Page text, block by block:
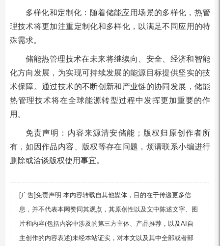
多样化和定制化：随着储能应用场景的多样化，热管
理技术将更加注重定制化和多样化，以满足不同应用的特
殊需求。
储能热管理技术在未来将继续向、安全、经济和智能
化方向发展，为实现可持续发展的能源目标提供坚实的技
术保障。通过技术的不断创新和产业链的协同发展，储能
热管理技术将在全球能源转型过程中发挥更加重要的作
用。
免责声明：内容来源清安储能；版权归原创作者所
有，如因作品内容、版权等存在问题，烦请联系小编进行
删除或洽谈版权使用事宜。
[广告]免责声明:本内容转载自其他媒体，目的在于传递更多信
息，并不代表本网赞同其观点，其原创性以及文中陈述文字、图
片和内容(包括内容中涉及的第三方主体、产品推荐，以及AI自
主创作的内容表述)未经本站证实，对本文以及其中全部或者部